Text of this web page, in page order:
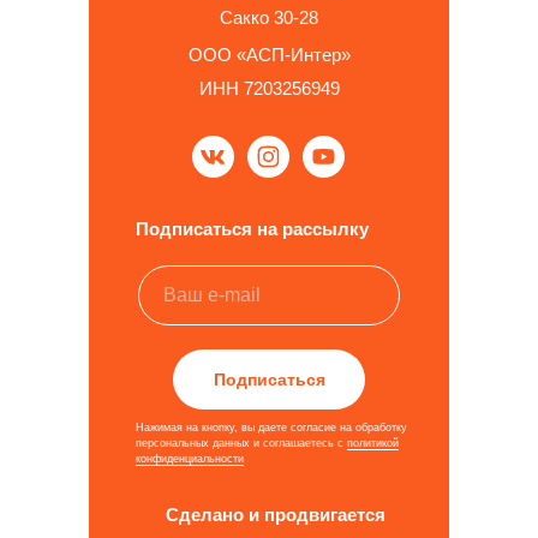
ООО «АСП-Интер»
ИНН 7203256949
Сакко 30-28
Подписаться
Подписаться на рассылку
Сделано и продвигается
Нажимая на кнопку, вы даете согласие на обработку
персональных данных и соглашаетесь c политикой
конфиденциальности